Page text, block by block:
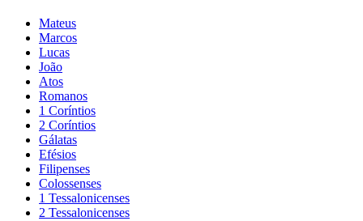
Mateus
Marcos
Lucas
João
Atos
Romanos
1 Coríntios
2 Coríntios
Gálatas
Efésios
Filipenses
Colossenses
1 Tessalonicenses
2 Tessalonicenses